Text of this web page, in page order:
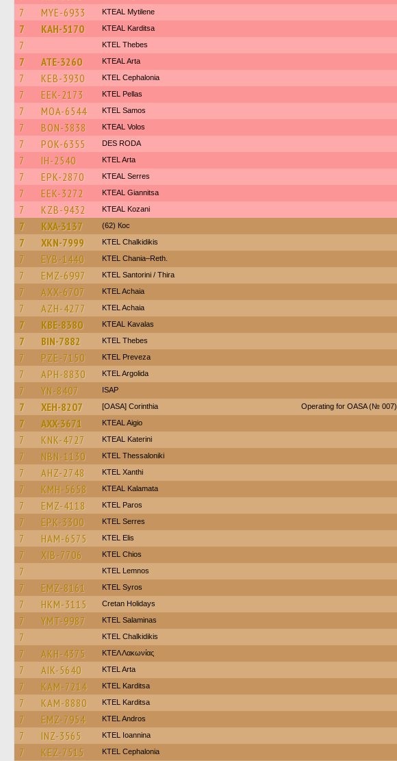
7 MYE-6933 KTEAL Mytilene
7 KAH-5170 KTEAL Karditsa
7 KTEL Thebes
7 ATE-3260 KTEAL Arta
7 KEB-3930 KTEL Cephalonia
7 EEK-2173 KTEL Pellas
7 MOA-6544 KTEL Samos
7 BON-3838 KTEAL Volos
7 POK-6355 DES RODA
7 IH-2540 KTEL Arta
7 EPK-2870 KTEAL Serres
7 EEK-3272 KTEAL Giannitsa
7 KZB-9432 KTEAL Kozani
7 KXA-3137 (62) Кос
7 XKN-7999 ΚΤΕL Chalkidikis
7 EYB-1440 KTEL Chania–Reth.
7 EMZ-6997 KTEL Santorini / Thira
7 AXX-6707 KTEL Achaia
7 AZH-4277 KTEL Achaia
7 KBE-8380 KTEAL Kavalas
7 BIN-7882 KTEL Thebes
7 PZE-7150 KTEL Preveza
7 APH-8830 KTEL Argolida
7 YN-8407 ISAP
7 XEH-8207 [OASA] Corinthia Operating for OASA (№ 007)
7 AXX-3671 KTEAL Aigio
7 KNK-4727 KTEAL Katerini
7 NBN-1130 KTEL Thessaloniki
7 AHZ-2748 KTEL Xanthi
7 KMH-5658 KTEAL Kalamata
7 EMZ-4118 KTEL Paros
7 EPK-3300 KTEL Serres
7 HAM-6575 KTEL Elis
7 XIB-7706 KTEL Chios
7 KTEL Lemnos
7 EMZ-8161 KTEL Syros
7 HKM-3115 Cretan Holidays
7 YMT-9987 KTEL Salaminas
7 ΚΤΕL Chalkidikis
7 AKH-4375 ΚΤΕΛ Λακωνίας
7 AIK-5640 KTEL Arta
7 KAM-7214 ΚΤΕL Karditsa
7 KAM-8880 ΚΤΕL Karditsa
7 EMZ-7954 KTEL Andros
7 INZ-3565 KTEL Ioannina
7 KEZ-7515 KTEL Cephalonia